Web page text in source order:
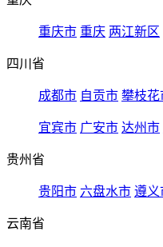
重庆市 重庆 两江新区
四川省
成都市 自贡市 攀枝花
宜宾市 广安市 达州市
贵州省
贵阳市 六盘水市 遵义
云南省